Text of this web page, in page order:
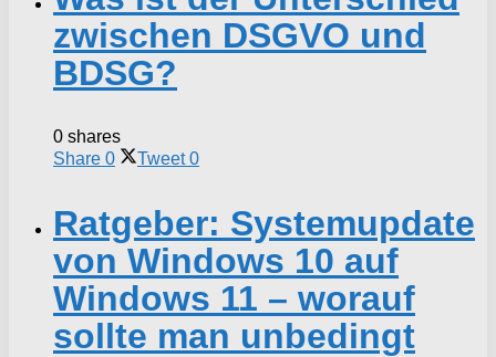
zwischen DSGVO und
BDSG?
0 shares
Share 0 Tweet 0
Ratgeber: Systemupdate
von Windows 10 auf
Windows 11 – worauf
sollte man unbedingt